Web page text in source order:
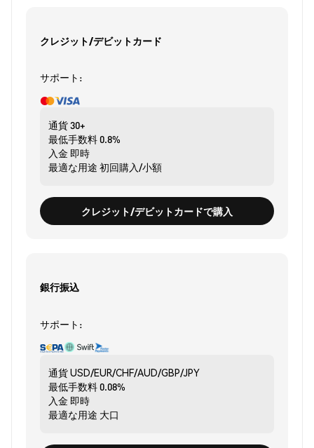
クレジット/デビットカード
サポート:
通貨30+
最低手数料0.8%
入金 即時
最適な用途 初回購入/小額
クレジット/デビットカードで購入
銀行振込
サポート:
通貨USD/EUR/CHF/AUD/GBP/JPY
最低手数料0.08%
入金 即時
最適な用途 大口